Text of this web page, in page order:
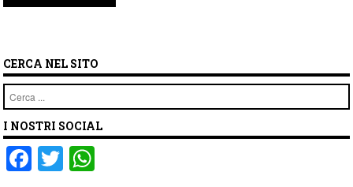
CERCA NEL SITO
Cerca
I NOSTRI SOCIAL
F T